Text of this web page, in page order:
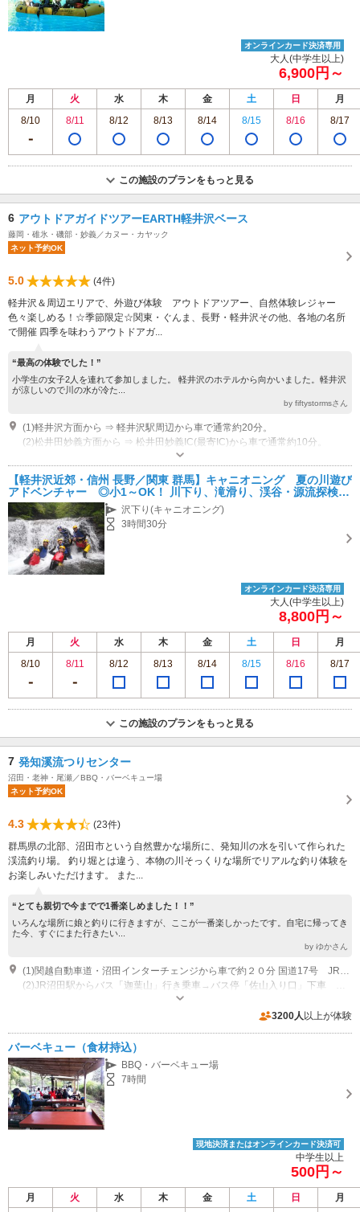
オンラインカード決済専用
大人(中学生以上)
6,900円～
月 火 水 木 金 土 日
月
8/10
8/11 8/12 8/13 8/14 8/15 8/16 8/17
この施設のプランをもっと見る
6 アウトドアガイドツアーEARTH軽井沢ベース
藤岡・碓氷・磯部・妙義／カヌー・カヤック
ネット予約OK
5.0
(4件)
軽井沢＆周辺エリアで、外遊び体験 アウトドアツアー、自然体験レジャー
色々楽しめる！☆季節限定☆関東・ぐんま、長野・軽井沢その他、各地の名所
で開催 四季を味わうアウトドアガ...
“最高の体験でした！”
小学生の女子2人を連れて参加しました。 軽井沢のホテルから向かいました。軽井沢
が涼しいので川の水が冷た...
by fiftystormsさん
(1)軽井沢方面から ⇒ 軽井沢駅周辺から車で通常約20分。
(2)松井田妙義方面から ⇒ 松井田妙義IC(最寄IC)から車で通常約10分。
受付時間：受付確認時間 10：00～20：00
【軽井沢近郊・信州 長野／関東 群馬】キャニオニング 夏の川遊び
アドベンチャー ◎小1～OK！ 川下り、滝滑り、渓谷・源流探検
☆アウトドア 外遊び 自然体験 観光 レジャー ◎磯部温泉も近い
沢下り(キャニオニング)
3時間30分
オンラインカード決済専用
大人(中学生以上)
8,800円～
月 火 水 木 金 土 日
月
8/10
8/11 8/12 8/13 8/14 8/15 8/16 8/17
この施設のプランをもっと見る
7 発知溪流つりセンター
沼田・老神・尾瀬／BBQ・バーベキュー場
ネット予約OK
4.3
(23件)
群馬県の北部、沼田市という自然豊かな場所に、発知川の水を引いて作られた
渓流釣り場。 釣り堀とは違う、本物の川そっくりな場所でリアルな釣り体験を
お楽しみいただけます。 また...
“とても親切で今までで1番楽しめました！！”
いろんな場所に娘と釣りに行きますが、ここが一番楽しかったです。自宅に帰ってき
た今、すぐにまた行きたい...
by ゆかさん
営業：3月下旬～11月下旬 8:00～17:00 11月は土日祝のみ 休業：木 ゴ
3200人 以上が体験
バーベキュー（食材持込）
BBQ・バーベキュー場
7時間
現地決済またはオンラインカード決済可
中学生以上
500円～
月 火 水 木 金 土 日
月